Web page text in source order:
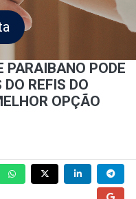
PARAIBANO PODE
REFIS DO
OPÇÃO